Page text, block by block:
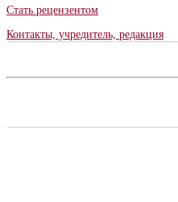
Стать рецензентом
Контакты, учредитель, редакция